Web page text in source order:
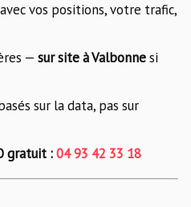
vos positions, votre trafic,
— sur site à Valbonnesi
sur la data, pas sur
gratuit :04 93 42 33 18